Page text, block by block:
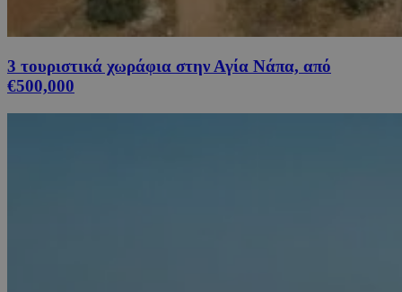
3 τουριστικά χωράφια στην Αγία Νάπα, από
€500,000